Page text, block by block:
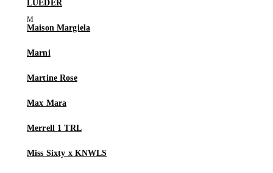
LUEDER
Maison Margiela
Marni
Martine Rose
Max Mara
Merrell 1 TRL
Miss Sixty x KNWLS